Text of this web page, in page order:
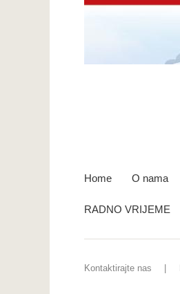
Home O nama
RADNO VRIJEME
Kontaktirajte nas